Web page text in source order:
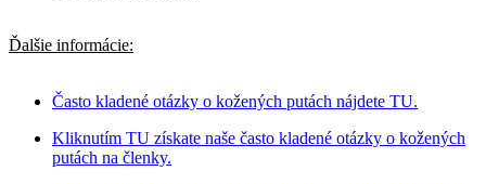
Ďalšie informácie:
Často kladené otázky o kožených putách nájdete TU.
Kliknutím TU získate naše často kladené otázky o kožených
putách na členky.